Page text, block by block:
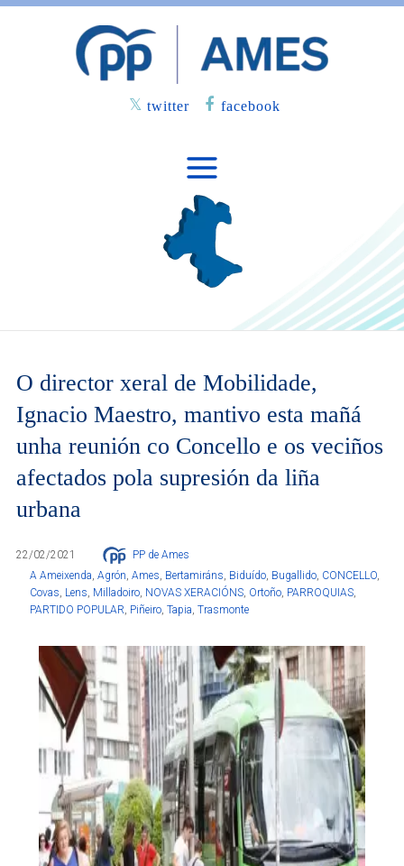
twitter facebook
O director xeral de Mobilidade,
Ignacio Maestro, mantivo esta mañá
unha reunión co Concello e os veciños
afectados pola supresión da liña
urbana
22/02/2021
PP de Ames
A Ameixenda, Agrón, Ames, Bertamiráns, Biduído, Bugallido, CONCELLO,
Covas, Lens, Milladoiro, NOVAS XERACIÓNS, Ortoño, PARROQUIAS,
PARTIDO POPULAR, Piñeiro, Tapia, Trasmonte